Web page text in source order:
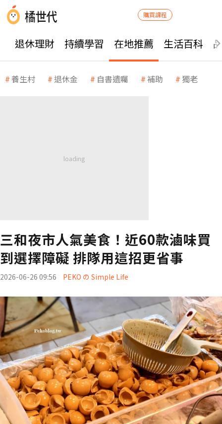
購買課程
退休理財 持續學習 在地推薦 生活百科
養生村 退休金 自書遺囑 補助 獨老
三和夜市人氣美食！近60款滷味買
到選擇障礙 排隊用這招更省事
2026-06-26 09:56 PEKO の Simple Life